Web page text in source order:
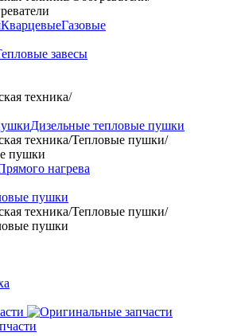
КварцевыеГазовые
завесы
техника/
Дизельные тепловые пушки
техника/Тепловые пушки/
пушки
нагрева
пушки
техника/Тепловые пушки/
пушки